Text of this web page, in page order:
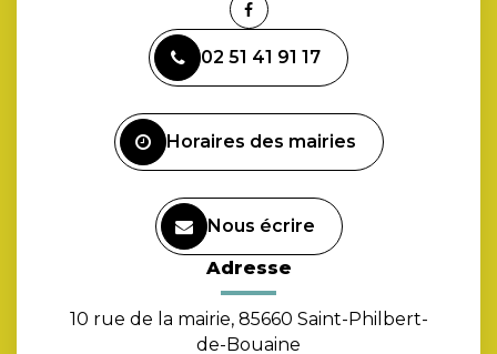
Lien
le
compte
02 51 41 91 17
Horaires des mairies
Nous écrire
Adresse
10 rue de la mairie, 85660 Saint-Philbert-
de-Bouaine